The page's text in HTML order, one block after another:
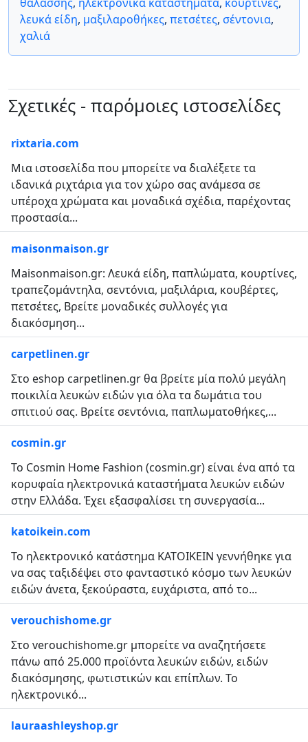
λευκά είδη, μαξιλαροθήκες, πετσέτες, σέντονια,
χαλιά
Σχετικές - παρόμοιες ιστοσελίδες
rixtaria.com
Μια ιστοσελίδα που μπορείτε να διαλέξετε τα
ιδανικά ριχτάρια για τον χώρο σας ανάμεσα σε
υπέροχα χρώματα και μοναδικά σχέδια, παρέχοντας
προστασία...
maisonmaison.gr
Maisonmaison.gr: Λευκά είδη, παπλώματα, κουρτίνες,
τραπεζομάντηλα, σεντόνια, μαξιλάρια, κουβέρτες,
πετσέτες, Βρείτε μοναδικές συλλογές για
διακόσμηση...
carpetlinen.gr
Στο eshop carpetlinen.gr θα βρείτε μία πολύ μεγάλη
ποικιλία λευκών ειδών για όλα τα δωμάτια του
σπιτιού σας. Βρείτε σεντόνια, παπλωματοθήκες,...
cosmin.gr
Το Cosmin Home Fashion (cosmin.gr) είναι ένα από τα
κορυφαία ηλεκτρονικά καταστήματα λευκών ειδών
στην Ελλάδα. Έχει εξασφαλίσει τη συνεργασία...
katoikein.com
Το ηλεκτρονικό κατάστημα ΚΑΤΟΙΚΕΙΝ γεννήθηκε για
να σας ταξιδέψει στο φανταστικό κόσμο των λευκών
ειδών άνετα, ξεκούραστα, ευχάριστα, από το...
verouchishome.gr
Στο verouchishome.gr μπορείτε να αναζητήσετε
πάνω από 25.000 προϊόντα λευκών ειδών, ειδών
διακόσμησης, φωτιστικών και επίπλων. Το
ηλεκτρονικό...
lauraashleyshop.gr